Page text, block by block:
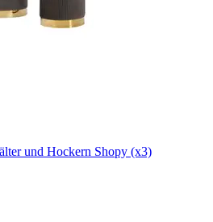
und Hockern Shopy (x3)